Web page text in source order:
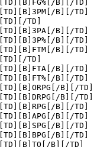
Round 5
Wildcats 94; Gangsters 89
Cougars 98; Hurricanes 77
Pandas 90; Bandits 87
Round 6
Bandits 73; Wildcats 66
Cougars 95; Pandas 93
Hurricanes 79; Gangsters 77
Standings
[TABLE="width: 384"]